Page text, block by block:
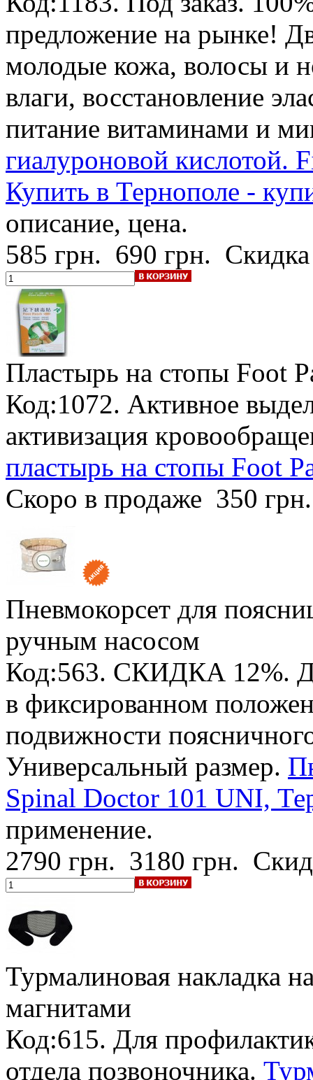
предложение на рынке!
молодые кожа, волосы и
влаги, восстановление
питание витаминами и
гиалуроновой кислотой.
Купить в Тернополе -
описание, цена.
585 грн. 690 грн.
Пластырь на стопы Foot
Код:1072. Активное
активизация
пластырь на стопы Foot
Скоро в продаже 350
Пневмокорсет для
ручным насосом
Код:563. СКИДКА 12%.
в фиксированном
подвижности
Универсальный размер.
Spinal Doctor 101 UNI,
применение.
2790 грн. 3180 грн.
Турмалиновая накладка
магнитами
Код:615. Для
отдела позвоночника.